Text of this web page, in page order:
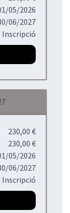
05/2026
06/2027
Inscripció
230,00 €
230,00 €
05/2026
06/2027
Inscripció